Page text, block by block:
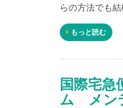
らの方法でも
もっと読む
国際宅
ム メン